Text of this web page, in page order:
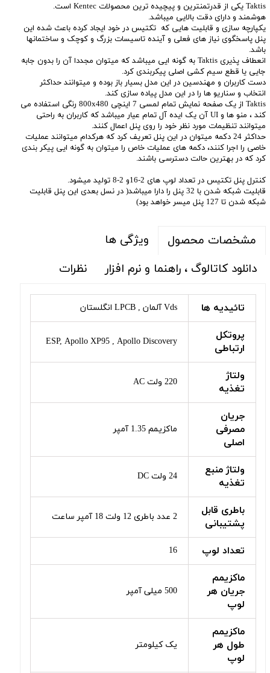
Taktis یکی از قدرتمنترین و پیچیده ترین محصولات Kentec است.
هوشمند و دارای دقت بالایی میباشد.
یکپارچه سازی و قابلیت هایی که تکتیس در خود ایجاد کرده باعث شده این
پنل پاسخگوی نیاز های فعلی و آینده تاسیسات بزرگ و کوچک و ساختمانها
باشد.
انعطاف پذیری Taktis به گونه ایی میباشد که میتوان مجددا آن را بدون جابه
جایی یا قطع سیم کشی اصلی پیکربندی کرد.
دست کاربران و مهندسین در این مدل بسیار باز بوده و میتوانند حداکثر
انتخاب و سناریو ها را در این مدل پیاده سازی کند.
Taktis از یک صفحه نمایش تمام لمسی 7 اینچی 800x480 رنگی استفاده می
کند ، منو ها و UI آن یک ایده آل تمام عیار میباشد که کاربران به راحتی
میتوانند تنظیمات مورد نظر خود را روی پنل اعمال کنند.
حداکثر 24 دکمه میتوان در این پنل تعریف کرد که هرکدام میتوانند عملیات
خاصی را اجرا کنند، دکمه های عملیات خاص را میتوان به گونه ایی پیکر بندی
کرد که در بهترین حالت دسترسی باشند.
کنترل پنل تکتیس در تعداد لوپ های 2-16و 2-8 تولید میشود.
قابلیت شبکه شدن با 32 پنل را دارا میباشد( در نسل بعدی این پنل قابلیت
شبکه شدن تا 127 پنل میسر خواهد بود)
مشخصات محصول
ویژگی ها
دانلود کاتالوگ ، راهنما و نرم افزار
نظرات
تائیدیه ها Vds آلمان , LPCB انگلستان
پروتکل
ارتباطی
ESP, Apollo XP95 , Apollo Discovery
ولتاژ
تغذیه
220 ولت AC
جریان
مصرفی
اصلی
ماکزیمم 1.35 آمپر
ولتاژ منبع
تغذیه
24 ولت DC
باطری قابل
پشتیبانی
2 عدد باطری 12 ولت 18 آمپر ساعت
تعداد لوپ 16
ماکزیمم
جریان هر
لوپ
500 میلی آمپر
ماکزیمم
طول هر
لوپ
یک کیلومتر